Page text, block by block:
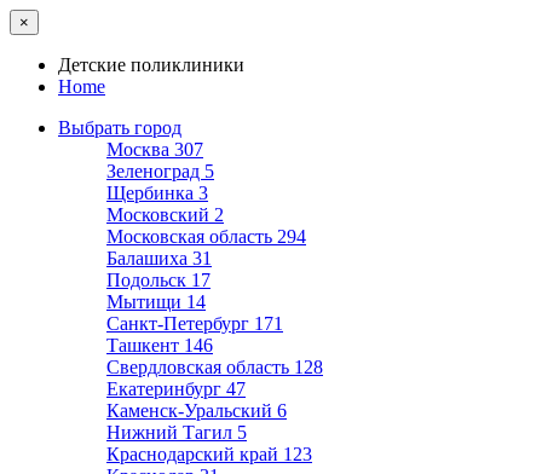
×
Детские поликлиники
Home
Выбрать город
Москва 307
Зеленоград 5
Щербинка 3
Московский 2
Московская область 294
Балашиха 31
Подольск 17
Мытищи 14
Санкт-Петербург 171
Ташкент 146
Свердловская область 128
Екатеринбург 47
Каменск-Уральский 6
Нижний Тагил 5
Краснодарский край 123